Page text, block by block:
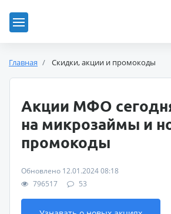
Главная Скидки, акции и промокоды
Акции МФО
на микрозаймы и
промокоды
Обновлено 12.01.2024 08:18
796517
53